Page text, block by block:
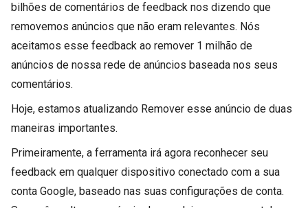
bilhões de comentários de feedback nos dizendo que
removemos anúncios que não eram relevantes. Nós
aceitamos esse feedback ao remover 1 milhão de
anúncios de nossa rede de anúncios baseada nos seus
comentários.
Hoje, estamos atualizando Remover esse anúncio de duas
maneiras importantes.
Primeiramente, a ferramenta irá agora reconhecer seu
feedback em qualquer dispositivo conectado com a sua
conta Google, baseado nas suas configurações de conta.